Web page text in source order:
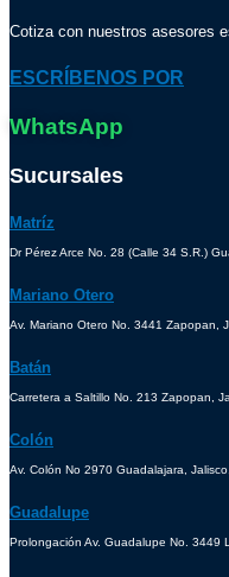
Cotiza con nuestros asesores
ESCRÍBENOS POR
WhatsApp
Sucursales
Matríz
Dr Pérez Arce No. 28 (Calle 34 S.R.)
Mariano Otero
Av. Mariano Otero No. 3441 Zapopan,
Batán
Carretera a Saltillo No. 213 Zapopan,
Colón
Av. Colón No 2970 Guadalajara,
Guadalupe
Prolongación Av. Guadalupe No. 3449